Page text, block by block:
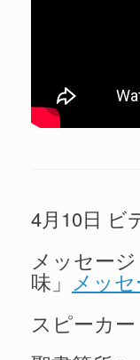
4月10日 ビ
メッセー
味」 メッ
スピーカ